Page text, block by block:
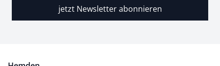
jetzt Newsletter abonnieren